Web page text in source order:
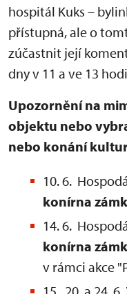
hospitál Kuks –
přístupná, ale o
zúčastnit její
dny v 11 a ve 13
Upozornění na
objektu nebo
nebo konání
10. 6.
konírna
14. 6.
konírna
v rámci akce